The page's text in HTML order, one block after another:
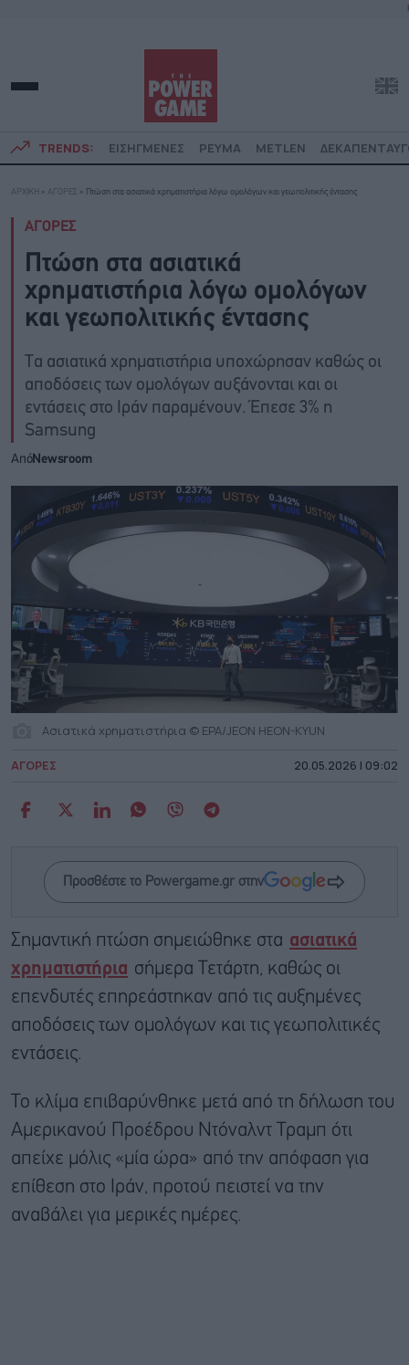
TRENDS: ΕΙΣΗΓΜΕΝΕΣ ΡΕΥΜΑ METLEN
ΑΡΧΙΚΗ » ΑΓΟΡΕΣ » Πτώση στα ασιατικά χρηματιστήρια λόγω ομολόγων και γεωπολιτικής έντασης
ΑΓΟΡΕΣ
Πτώση στα ασιατικά
χρηματιστήρια λόγω ομολόγων
και γεωπολιτικής έντασης
Τα ασιατικά χρηματιστήρια υποχώρησαν καθώς οι
αποδόσεις των ομολόγων αυξάνονται και οι
εντάσεις στο Ιράν παραμένουν. Έπεσε 3% η
Samsung
ΑπόNewsroom
Ασιατικά χρηματιστήρια © EPA/JEON HEON-KYUN
ΑΓΟΡΕΣ 20.05.2026 | 09:02
Προσθέστε το Powergame.gr στην
Σημαντική πτώση σημειώθηκε στα ασιατικά
χρηματιστήρια σήμερα Τετάρτη, καθώς οι
επενδυτές επηρεάστηκαν από τις αυξημένες
αποδόσεις των ομολόγων και τις γεωπολιτικές
εντάσεις.
Το κλίμα επιβαρύνθηκε μετά από τη δήλωση του
Αμερικανού Προέδρου Ντόναλντ Τραμπ ότι
απείχε μόλις «μία ώρα» από την απόφαση για
επίθεση στο Ιράν, προτού πειστεί να την
αναβάλει για μερικές ημέρες.